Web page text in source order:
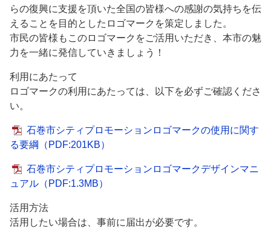
らの復興に支援を頂いた全国の皆様への感謝の気持ちを伝
えることを目的としたロゴマークを策定しました。
市民の皆様もこのロゴマークをご活用いただき、本市の魅
力を一緒に発信していきましょう！
利用にあたって
ロゴマークの利用にあたっては、以下を必ずご確認くださ
い。
石巻市シティプロモーションロゴマークの使用に関す
る要綱
（PDF:201KB）
石巻市シティプロモーションロゴマークデザインマニ
ュアル （PDF:1.3MB）
活用方法
活用したい場合は、事前に届出が必要です。